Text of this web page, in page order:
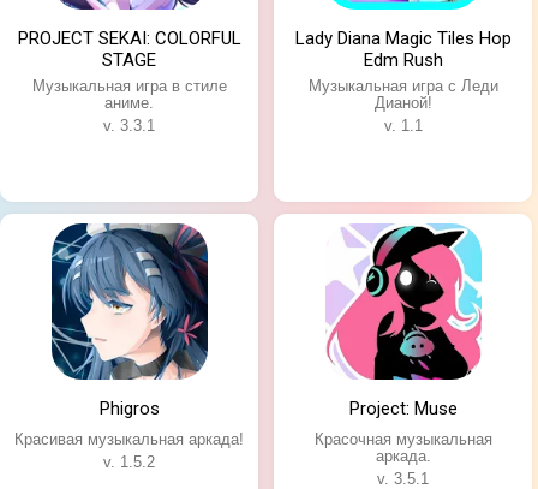
PROJECT SEKAI: COLORFUL
STAGE
Музыкальная игра в стиле
аниме.
v. 3.3.1
Lady Diana Magic Tiles Hop
Edm Rush
Музыкальная игра с Леди
Дианой!
v. 1.1
Phigros
Красивая музыкальная аркада!
v. 1.5.2
Project: Muse
Красочная музыкальная
аркада.
v. 3.5.1